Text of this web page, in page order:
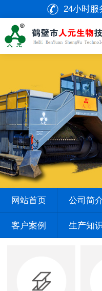
24小时服
网站首页 公司简
客户案例 生产知